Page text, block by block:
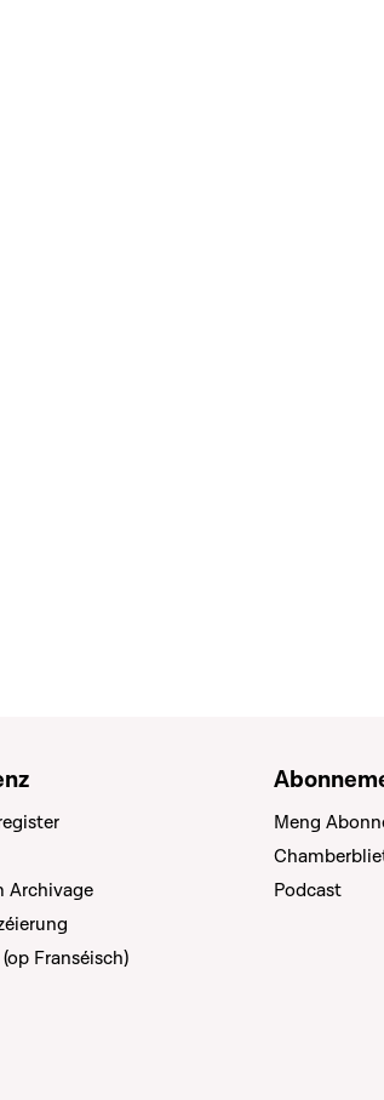
Archivage
Franséisch)
Meng
Podcast